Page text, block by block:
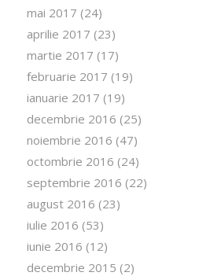
mai 2017 (24)
aprilie 2017 (23)
martie 2017 (17)
februarie 2017 (19)
ianuarie 2017 (19)
decembrie 2016 (25)
noiembrie 2016 (47)
octombrie 2016 (24)
septembrie 2016 (22)
august 2016 (23)
iulie 2016 (53)
iunie 2016 (12)
decembrie 2015 (2)